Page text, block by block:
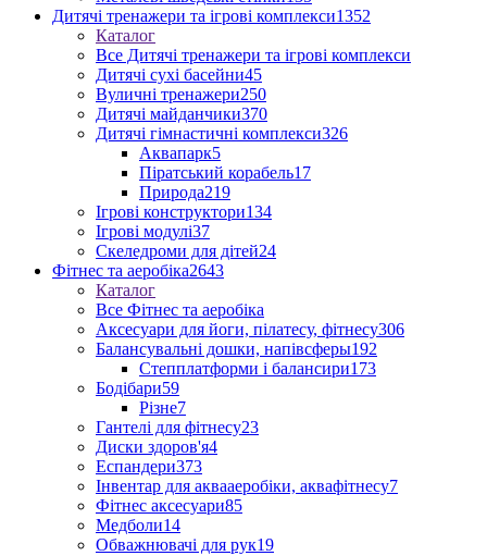
Дитячі тренажери та ігрові комплекси1352
Каталог
Все Дитячі тренажери та ігрові комплекси
Дитячі сухі басейни45
Вуличні тренажери250
Дитячі майданчики370
Дитячі гімнастичні комплекси326
Аквапарк5
Піратський корабель17
Природа219
Ігрові конструктори134
Ігрові модулі37
Скеледроми для дітей24
Фітнес та аеробіка2643
Каталог
Все Фітнес та аеробіка
Аксесуари для йоги, пілатесу, фітнесу306
Балансувальні дошки, напівсферы192
Степплатформи і балансири173
Бодібари59
Різне7
Гантелі для фітнесу23
Диски здоров'я4
Еспандери373
Інвентар для аквааеробіки, аквафітнесу7
Фітнес аксесуари85
Медболи14
Обважнювачі для рук19